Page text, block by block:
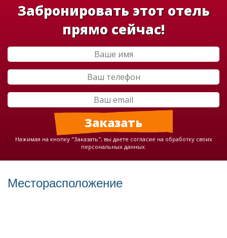
Забронировать этот отель
прямо сейчас!
Нажимая на кнопку "Заказать", вы даете согласие на обработку своих
персональных данных.
Месторасположение